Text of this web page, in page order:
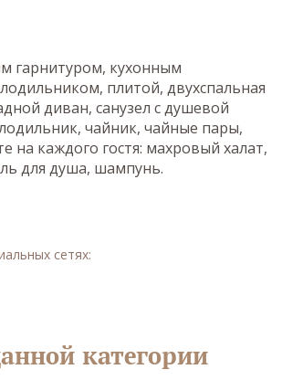
гарнитуром, кухонным
плитой, двухспальная
диван, санузел с душевой
чайник, чайные пары,
на каждого гостя: махровый халат,
для душа, шампунь.
сетях:
категории